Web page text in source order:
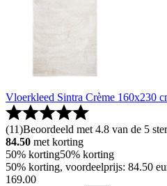
Vloerkleed Sintra Crème 160x230
(11)Beoordeeld met 4.8 van de 5
84.50 met korting
50% korting50% korting
50% korting, voordeelprijs: 84.50
169.00